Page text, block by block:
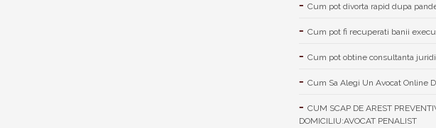
Cum pot divorta rapid dupa
Cum pot fi recuperati banii
Cum pot obtine consultanta
Cum Sa Alegi Un Avocat Online
CUM SCAP DE AREST
DOMICILIU:AVOCAT PENALIST